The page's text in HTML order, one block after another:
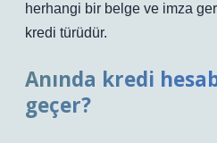
herhangi bir belge ve imza
kredi türüdür.
Anında kredi
geçer?